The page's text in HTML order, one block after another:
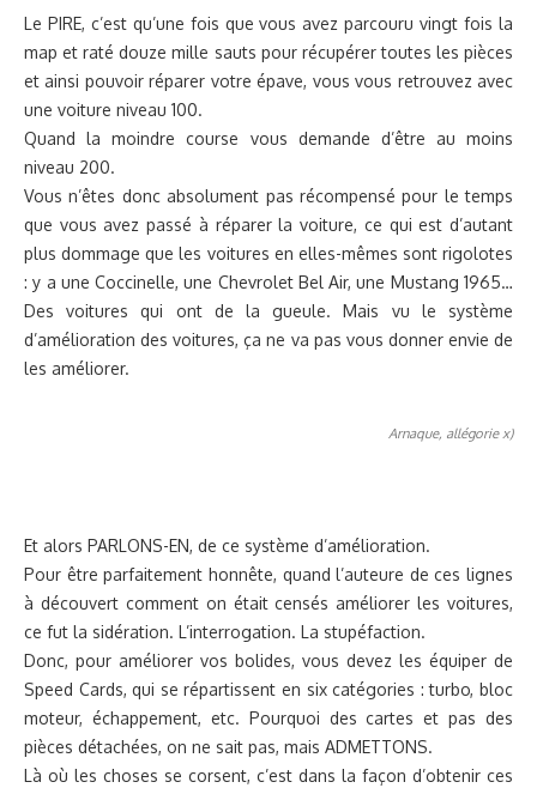
Le PIRE, c’est qu’une fois que vous avez parcouru vingt fois la
map et raté douze mille sauts pour récupérer toutes les pièces
et ainsi pouvoir réparer votre épave, vous vous retrouvez avec
une voiture niveau 100.
Quand la moindre course vous demande d’être au moins
niveau 200.
Vous n’êtes donc absolument pas récompensé pour le temps
que vous avez passé à réparer la voiture, ce qui est d’autant
plus dommage que les voitures en elles-mêmes sont rigolotes
: y a une Coccinelle, une Chevrolet Bel Air, une Mustang 1965…
Des voitures qui ont de la gueule. Mais vu le système
d’amélioration des voitures, ça ne va pas vous donner envie de
les améliorer.
Arnaque, allégorie x)
Et alors PARLONS-EN, de ce système d’amélioration.
Pour être parfaitement honnête, quand l’auteure de ces lignes
à découvert comment on était censés améliorer les voitures,
ce fut la sidération. L’interrogation. La stupéfaction.
Donc, pour améliorer vos bolides, vous devez les équiper de
Speed Cards, qui se répartissent en six catégories : turbo, bloc
moteur, échappement, etc. Pourquoi des cartes et pas des
pièces détachées, on ne sait pas, mais ADMETTONS.
Là où les choses se corsent, c’est dans la façon d’obtenir ces